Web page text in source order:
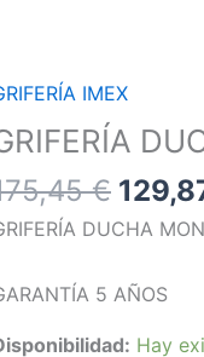
IMEX
€
El
era:
DUCHA
5 AÑOS
Hay
PISA